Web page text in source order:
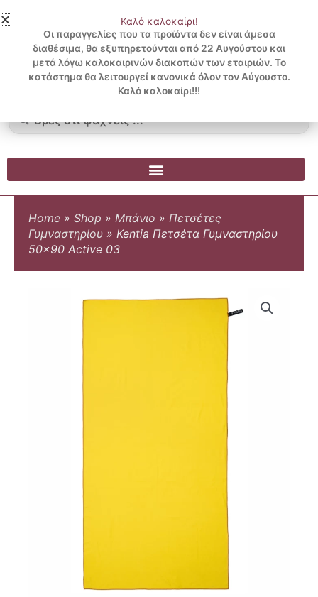
στο
περιεχόμενο
3 ΔΟΣΕΙΣ ΧΩΡΙΣ ΠΙΣΤΩΤΙΚΗ ΜΕ KLARNA
...
Λογαριασμός
Blog
0.00€
0
Cart
Home » Shop » Μπάνιο » Πετσέτες
Γυμναστηρίου » Kentia Πετσέτα Γυμναστηρίου
50×90 Active 03
Καλό καλοκαίρι!
Οι παραγγελίες που τα προϊόντα δεν είναι άμεσα
διαθέσιμα, θα εξυπηρετούνται από 22 Αυγούστου και
μετά λόγω καλοκαιρινών διακοπών των εταιριών. Το
κατάστημα θα λειτουργεί κανονικά όλον τον Αύγουστο.
Καλό καλοκαίρι!!!